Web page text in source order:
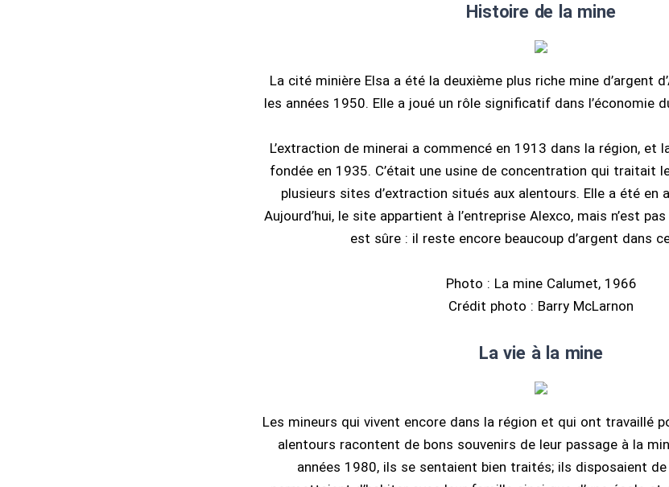
Histoire de la mine
La cité minière Elsa a été la deuxième plus riche mine d’argent
les années 1950. Elle a joué un rôle significatif dans l’économie
L’extraction de minerai a commencé en 1913 dans la région, et
fondée en 1935. C’était une usine de concentration qui traitait
plusieurs sites d’extraction situés aux alentours. Elle a été en
Aujourd’hui, le site appartient à l’entreprise Alexco, mais n’est
est sûre : il reste encore beaucoup d’argent dans
Photo : La mine Calumet, 1966
Crédit photo : Barry McLarnon
La vie à la mine
Les mineurs qui vivent encore dans la région et qui ont travaillé
alentours racontent de bons souvenirs de leur passage à la
années 1980, ils se sentaient bien traités; ils disposaient